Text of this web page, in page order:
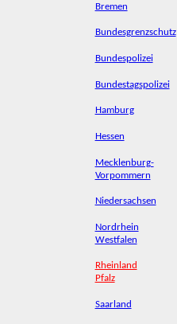
Bremen
Bundesgrenzschutz
Bundespolizei
Bundestagspolizei
Hamburg
Hessen
Mecklenburg-
Vorpommern
Niedersachsen
Nordrhein
Westfalen
Rheinland
Pfalz
Saarland